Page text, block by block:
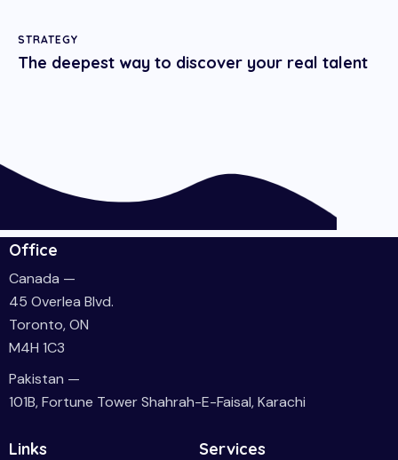
STRATEGY
The deepest way to discover your real talent
Office
Canada —
45 Overlea Blvd.
Toronto, ON
M4H 1C3
Pakistan —
101B, Fortune Tower Shahrah-E-Faisal, Karachi
Links Services